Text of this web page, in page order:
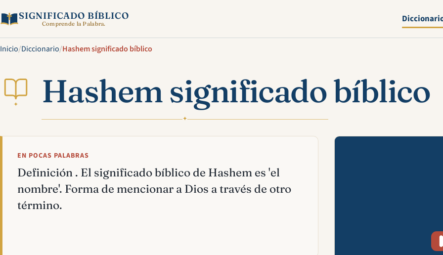
SIGNIFICADO BÍBLICO
Comprende la Palabra.
Inicio/Diccionario/Hashem significado bíblico
✦ Hashem significado bíblico
✦
EN POCAS PALABRAS
Definición . El significado bíblico de Hashem es 'el
nombre'. Forma de mencionar a Dios a través de otro
término.
Mira esta